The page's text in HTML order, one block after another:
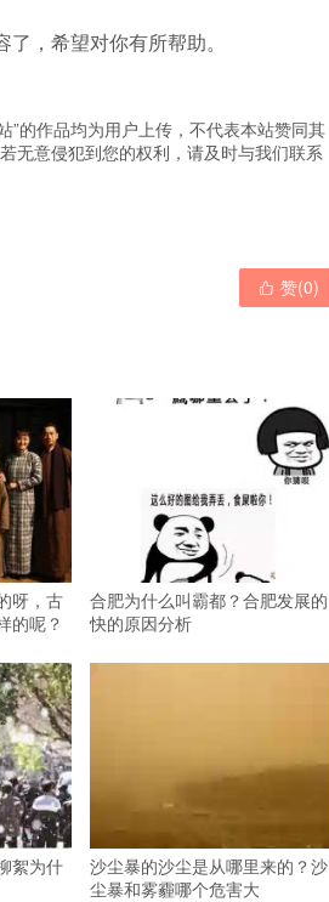
，希望对你有所帮助。
”的作品均为用户上传，不代表本站赞同其
无意侵犯到您的权利，请及时与我们联系
 赞(0)
呀，古
的呢？
合肥为什么叫霸都？合肥发展的
快的原因分析
絮为什
沙尘暴的沙尘是从哪里来的？沙
尘暴和雾霾哪个危害大